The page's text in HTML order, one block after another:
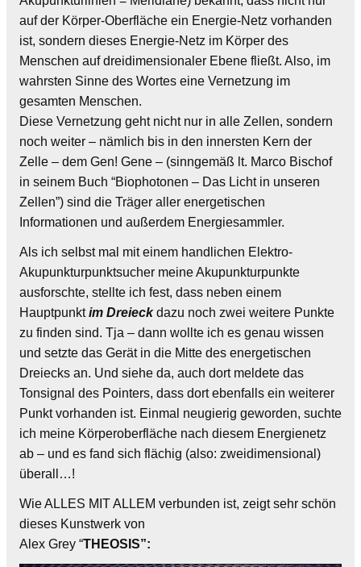
auf der Körper-Oberfläche ein Energie-Netz vorhanden
ist, sondern dieses Energie-Netz im Körper des
Menschen auf dreidimensionaler Ebene fließt. Also, im
wahrsten Sinne des Wortes eine Vernetzung im
gesamten Menschen.
Diese Vernetzung geht nicht nur in alle Zellen, sondern
noch weiter – nämlich bis in den innersten Kern der
Zelle – dem Gen! Gene – (sinngemäß lt. Marco Bischof
in seinem Buch “Biophotonen – Das Licht in unseren
Zellen”) sind die Träger aller energetischen
Informationen und außerdem Energiesammler.
Als ich selbst mal mit einem handlichen Elektro-
Akupunkturpunktsucher meine Akupunkturpunkte
ausforschte, stellte ich fest, dass neben einem
Hauptpunktim Dreieckdazu noch zwei weitere Punkte
zu finden sind. Tja – dann wollte ich es genau wissen
und setzte das Gerät in die Mitte des energetischen
Dreiecks an. Und siehe da, auch dort meldete das
Tonsignal des Pointers, dass dort ebenfalls ein weiterer
Punkt vorhanden ist. Einmal neugierig geworden, suchte
ich meine Körperoberfläche nach diesem Energienetz
ab – und es fand sich flächig (also: zweidimensional)
überall…!
Wie ALLES MIT ALLEM verbunden ist, zeigt sehr schön
dieses Kunstwerk von
Alex Grey “THEOSIS”: